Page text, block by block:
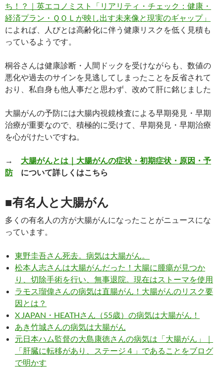
ち！？｜英エコノミスト「リアリティ・チェック：健康・
経済プラン・ＱＯＬが映し出す未来像と現実のギャップ」
によれば、人びとは高齢化に伴う健康リスクを低く見積も
っているようです。
桐谷さんは健康診断・人間ドックを受けながらも、数値の
悪化や過去のサインを見逃してしまったことを反省されて
おり、私自身も他人事だと思わず、改めて肝に銘じました
大腸がんの予防には大腸内視鏡検査による早期発見・早期
治療が重要なので、積極的に受けて、早期発見・早期治療
を心がけたいですね。
→ 大腸がんとは｜大腸がんの症状・初期症状・原因・予
防について詳しくはこちら
■有名人と大腸がん
多くの有名人の方が大腸がんになったことがニュースにな
っています。
東野圭吾さん死去。病気は大腸がん。
松本人志さんは大腸がんだった！大腸に腫瘍が見つか
り、切除手術を行い、無事退院。現在はストーマを使用
ラモス瑠偉さんの病気は直腸がん！大腸がんのリスク要
因とは？
X JAPAN・HEATHさん（55歳）の病気は大腸がん！
あき竹城さんの病気は大腸がん
元日本ハム監督の大島康徳さんの病気は「大腸がん」｜
「肝臓に転移があり、ステージ４」であることをブログ
で明かす